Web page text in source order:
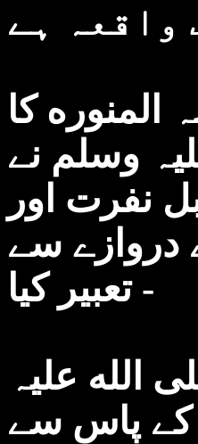
المنوره کا
وسلم نے
نفرت اور
دروازے سے
تعبیر کیا -
الله علیہ
کے پاس سے